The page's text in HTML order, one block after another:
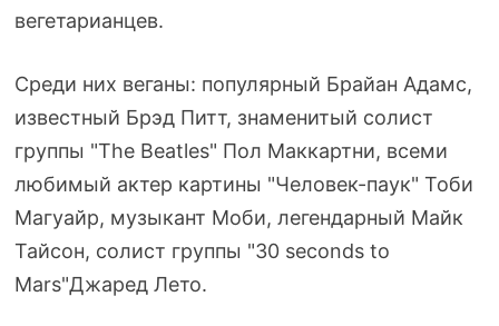
вегетарианцев.
Среди них веганы: популярный Брайан Адамс,
известный Брэд Питт, знаменитый солист
группы "The Beatles" Пол Маккартни, всеми
любимый актер картины "Человек-паук" Тоби
Магуайр, музыкант Моби, легендарный Майк
Тайсон, солист группы "30 seconds to
Mars"Джаред Лето.